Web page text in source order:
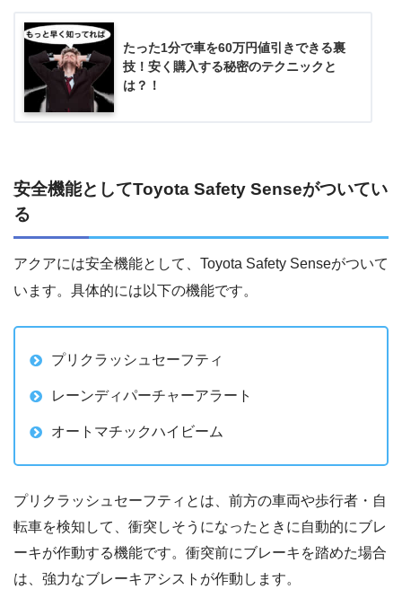
たった1分で車を60万円値引きできる裏
技！安く購入する秘密のテクニックと
は？！
安全機能としてToyota Safety Senseがついてい
る
アクアには安全機能として、Toyota Safety Senseがついて
います。具体的には以下の機能です。
プリクラッシュセーフティ
レーンディパーチャーアラート
オートマチックハイビーム
プリクラッシュセーフティとは、前方の車両や歩行者・自
転車を検知して、衝突しそうになったときに自動的にブレ
ーキが作動する機能です。衝突前にブレーキを踏めた場合
は、強力なブレーキアシストが作動します。